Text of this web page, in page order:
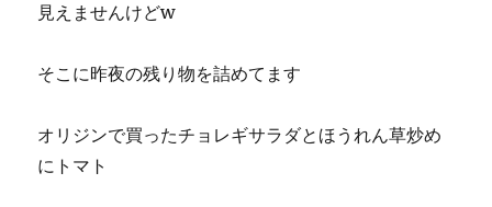
見えませんけどw
そこに昨夜の残り物を詰めてます
オリジンで買ったチョレギサラダとほうれん草炒め
にトマト